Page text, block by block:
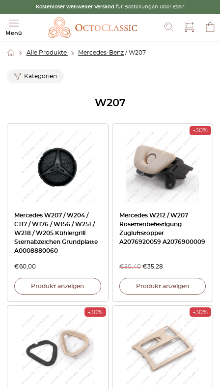
Kostenloser weltweiter Versand für Bestellungen über £99.*
Menü
Suche
Alle Produkte Mercedes-Benz / W207
Kategorien
W207
Mercedes W207 / W204 /
C117 / W176 / W156 / W251 /
W218 / W205 Kühlergrill
Sternabzeichen Grundplatte
A0008880060
€60,00
Produkt anzeigen
-30%
Mercedes W212 / W207
Rosettenbefestigung
Zugluftstopper
A2076920059 A2076900009
€50,40 €35,28
Produkt anzeigen
-30% -30%